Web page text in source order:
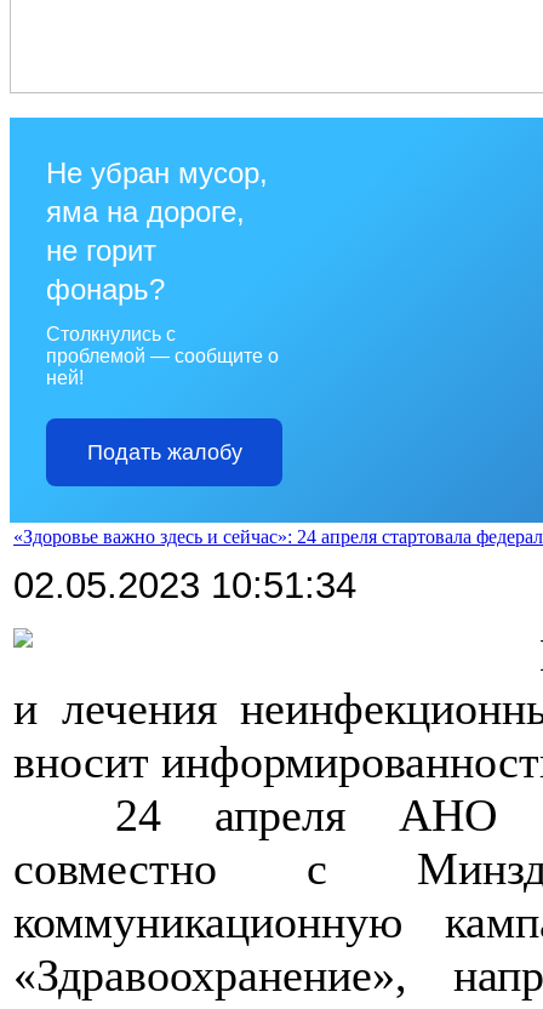
Не убран мусор,
яма на дороге,
не горит
фонарь?
Столкнулись с
проблемой — сообщите о
ней!
Подать жалобу
«Здоровье важно здесь и сейчас»: 24 апреля стартовала
02.05.2023 10:51:34
и лечения
вносит
24 апреля АНО
совместно с
коммуникационную
«Здравоохранение»,